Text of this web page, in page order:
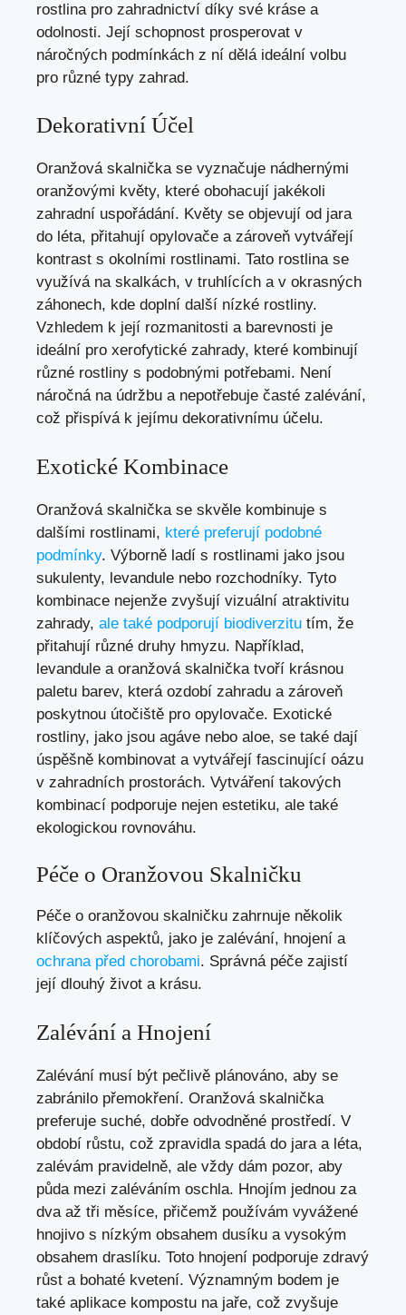
rostlina pro zahradnictví díky své kráse a
odolnosti. Její schopnost prosperovat v
náročných podmínkách z ní dělá ideální volbu
pro různé typy zahrad.
Dekorativní Účel
Oranžová skalnička se vyznačuje nádhernými
oranžovými květy, které obohacují jakékoli
zahradní uspořádání. Květy se objevují od jara
do léta, přitahují opylovače a zároveň vytvářejí
kontrast s okolními rostlinami. Tato rostlina se
využívá na skalkách, v truhlících a v okrasných
záhonech, kde doplní další nízké rostliny.
Vzhledem k její rozmanitosti a barevnosti je
ideální pro xerofytické zahrady, které kombinují
různé rostliny s podobnými potřebami. Není
náročná na údržbu a nepotřebuje časté zalévání,
což přispívá k jejímu dekorativnímu účelu.
Exotické Kombinace
Oranžová skalnička se skvěle kombinuje s
dalšími rostlinami, které preferují podobné
podmínky. Výborně ladí s rostlinami jako jsou
sukulenty, levandule nebo rozchodníky. Tyto
kombinace nejenže zvyšují vizuální atraktivitu
zahrady, ale také podporují biodiverzitu tím, že
přitahují různé druhy hmyzu. Například,
levandule a oranžová skalnička tvoří krásnou
paletu barev, která ozdobí zahradu a zároveň
poskytnou útočiště pro opylovače. Exotické
rostliny, jako jsou agáve nebo aloe, se také dají
úspěšně kombinovat a vytvářejí fascinující oázu
v zahradních prostorách. Vytváření takových
kombinací podporuje nejen estetiku, ale také
ekologickou rovnováhu.
Péče o Oranžovou Skalničku
Péče o oranžovou skalničku zahrnuje několik
klíčových aspektů, jako je zalévání, hnojení a
ochrana před chorobami. Správná péče zajistí
její dlouhý život a krásu.
Zalévání a Hnojení
Zalévání musí být pečlivě plánováno, aby se
zabránilo přemokření. Oranžová skalnička
preferuje suché, dobře odvodněné prostředí. V
období růstu, což zpravidla spadá do jara a léta,
zalévám pravidelně, ale vždy dám pozor, aby
půda mezi zaléváním oschla. Hnojím jednou za
dva až tři měsíce, přičemž používám vyvážené
hnojivo s nízkým obsahem dusíku a vysokým
obsahem draslíku. Toto hnojení podporuje zdravý
růst a bohaté kvetení. Významným bodem je
také aplikace kompostu na jaře, což zvyšuje